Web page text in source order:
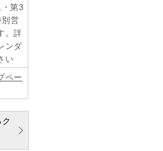
第3
営
。詳
ンダ
い
ペー